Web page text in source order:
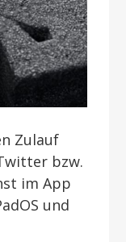
Zulauf
bzw.
im App
und